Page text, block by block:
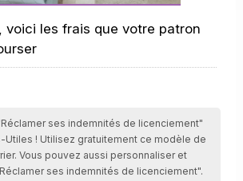
voici les frais que votre patron
ses indemnités de licenciement"
Utiles ! Utilisez gratuitement ce modèle de
Vous pouvez aussi personnaliser et
ses indemnités de licenciement".